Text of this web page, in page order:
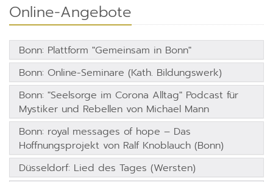
Online-Angebote
Bonn: Plattform "Gemeinsam in Bonn"
Bonn: Online-Seminare (Kath. Bildungswerk)
Bonn: "Seelsorge im Corona Alltag" Podcast für
Mystiker und Rebellen von Michael Mann
Bonn: royal messages of hope – Das
Hoffnungsprojekt von Ralf Knoblauch (Bonn)
Düsseldorf: Lied des Tages (Wersten)